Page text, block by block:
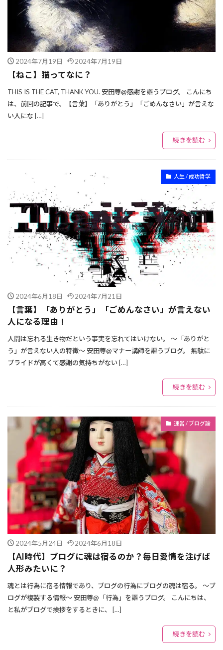
2024年7月19日 2024年7月19日
【ねこ】猫ってなに？
THIS IS THE CAT, THANK YOU. 安田尊@感謝を謳うブログ。 こんにち
は、前回の記事で、【言葉】「ありがとう」「ごめんなさい」が言えな
い人にな […]
続きを読む
人生 / 成功哲学
2024年6月18日 2024年7月21日
【言葉】「ありがとう」「ごめんなさい」が言えない
人になる理由！
人間は忘れる生き物だという事実を忘れてはいけない。 ～「ありがと
う」が言えない人の特徴～ 安田尊@マナー講師を謳うブログ。 無駄に
プライドが高くて感謝の気持ちがない […]
続きを読む
運営 / ブログ論
2024年5月24日 2024年6月18日
【AI時代】ブログに魂は宿るのか？毎日愛情を注げば
人形みたいに？
魂とは行為に宿る情報であり、ブログの行為にブログの魂は宿る。 ～ブ
ログが複製する情報～ 安田尊@「行為」を謳うブログ。 こんにちは、
と私がブログで挨拶をするときに、 […]
続きを読む